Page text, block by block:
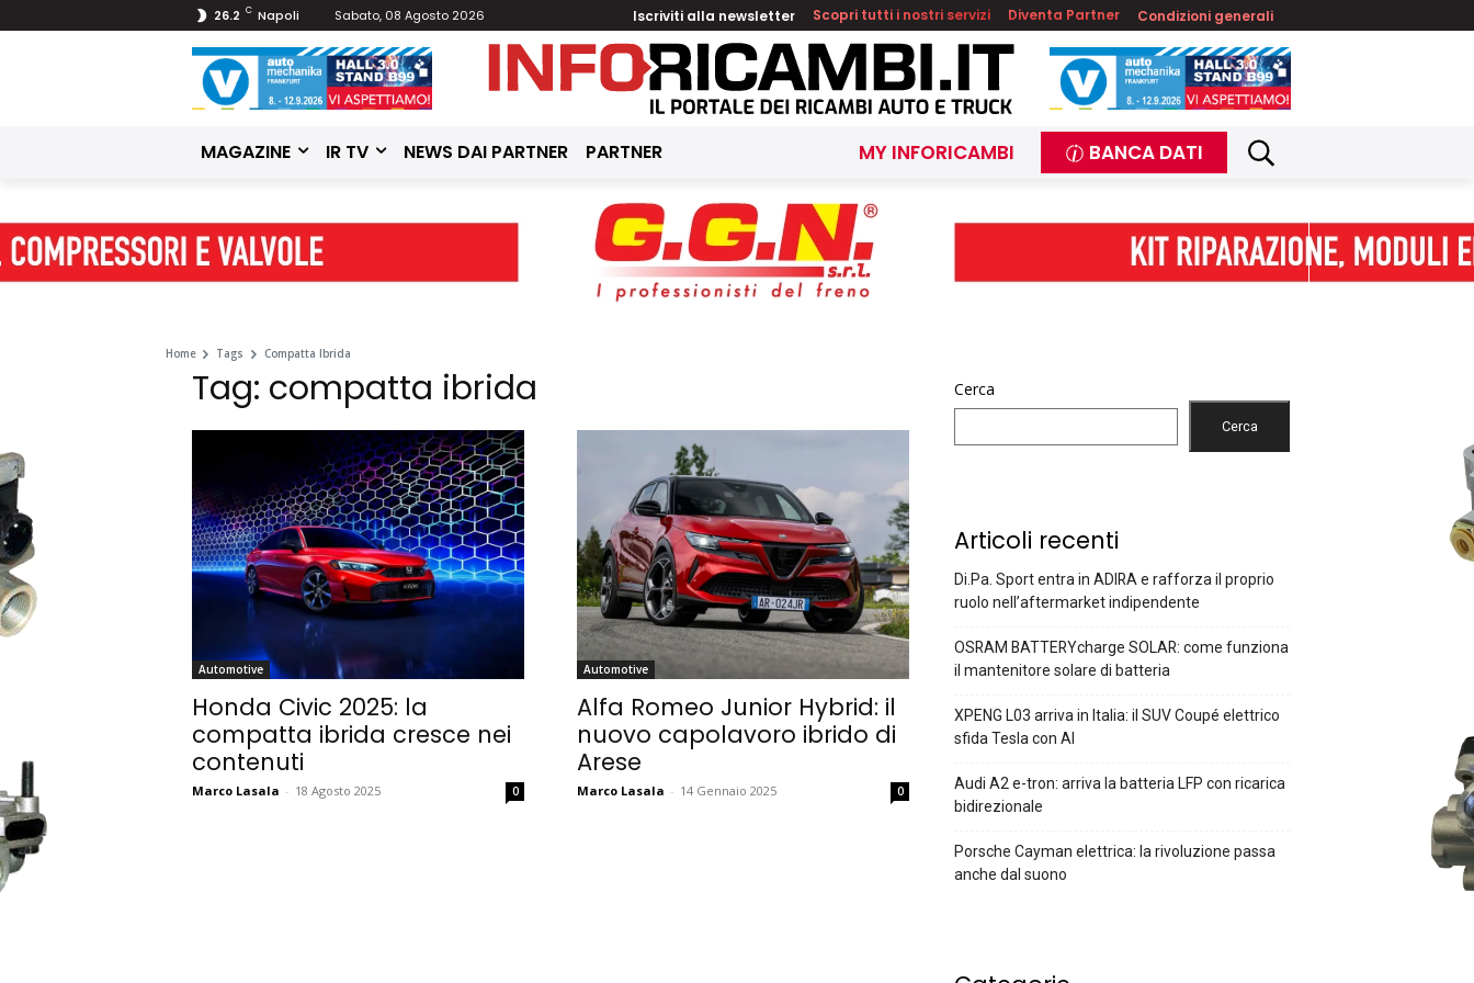
26.2 C Napoli Sabato, 08 Agosto 2026 Iscriviti alla newsletter Scopri tutti i nostri servizi Diventa Partner Condizioni generali
MAGAZINE IR TV NEWS DAI PARTNER PARTNER MY INFORICAMBI BANCA DATI
Home Tags Compatta Ibrida
Tag: compatta ibrida
Automotive
Honda Civic 2025: la
compatta ibrida cresce nei
contenuti
Marco Lasala - 18 Agosto 2025 0
Automotive
Alfa Romeo Junior Hybrid: il
nuovo capolavoro ibrido di
Arese
Marco Lasala - 14 Gennaio 2025 0
Cerca
Cerca
Articoli recenti
Di.Pa. Sport entra in ADIRA e rafforza il proprio
ruolo nell’aftermarket indipendente
OSRAM BATTERYcharge SOLAR: come funziona
il mantenitore solare di batteria
XPENG L03 arriva in Italia: il SUV Coupé elettrico
sfida Tesla con AI
Audi A2 e-tron: arriva la batteria LFP con ricarica
bidirezionale
Porsche Cayman elettrica: la rivoluzione passa
anche dal suono